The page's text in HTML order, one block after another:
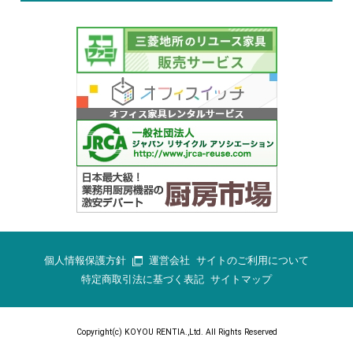
個人情報保護方針 運営会社 サイトのご利用について
特定商取引法に基づく表記 サイトマップ
Copyright(c) KOYOU RENTIA.,Ltd. All Rights Reserved